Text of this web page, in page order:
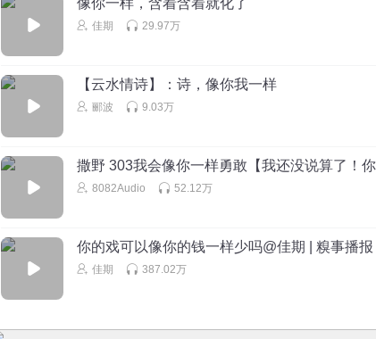
像你一样，含着含着就化了
佳期 29.97万
【云水情诗】：诗，像你我一样
郦波 9.03万
撒野 303我会像你一样勇敢【我还没说算了！
8082Audio 52.12万
你的戏可以像你的钱一样少吗@佳期 | 糗事播报
佳期 387.02万